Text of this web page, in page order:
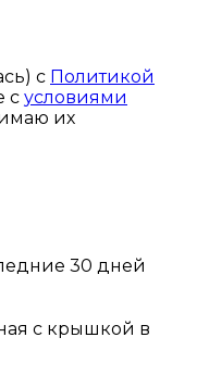
с Политикой
с условиями
их
30 дней
с крышкой в